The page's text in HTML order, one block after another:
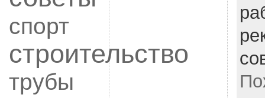
спорт
строительство
трубы